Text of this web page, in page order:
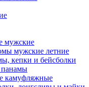
мужские
мужские летние
кепки и бейсболки
камуфляжные